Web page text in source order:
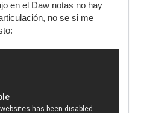
en el Daw notas no hay
no se si me